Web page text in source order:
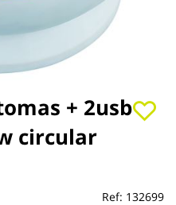
+ 2usb
circular
Ref: 132699